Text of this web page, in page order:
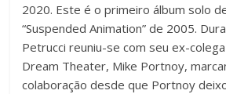
2020. Este é o primeiro álbum solo
“Suspended Animation” de 2005.
Petrucci reuniu-se com seu ex-
Dream Theater, Mike Portnoy,
colaboração desde que Portnoy